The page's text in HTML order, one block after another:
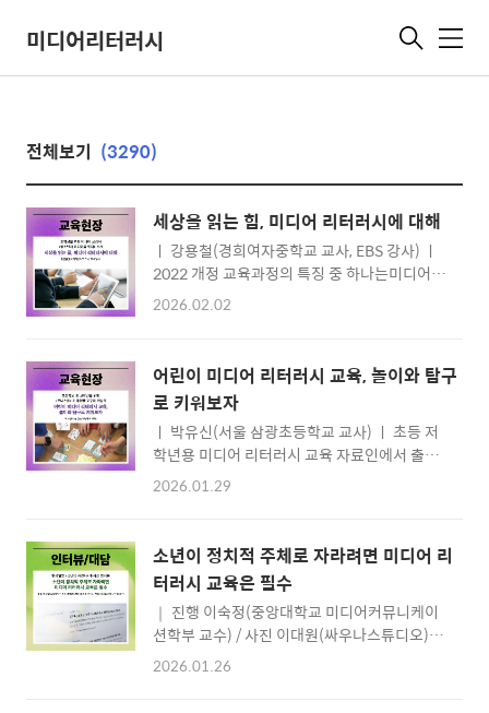
미디어리터러시 메
전체보기 (3290)
세상을 읽는 힘, 미디어 리터러시에 대해
ㅣ 강용철(경희여자중학교 교사, EBS 강사) ㅣ
2022 개정 교육과정의 특징 중 하나는미디어
리터러시 관련 성취 기준이 증가했다는 점이다.
학생과 교사들에게 실질적인 도움을 줄 수 있는
내용으로 구성되었다. 서울특별시교육감 인정
도서 선정을 앞두고 있는 이 교과서의 개발 과정
과 특징을 살펴본다. 대중교통에서 만난 학생들
의 모습을 떠올려 보자. 한 손에는 스마트폰을
들고, 귀에는 이어폰을 꽂고, 다양한 표정으로
청소년들의 모습이다. 어떻게 보면 당연한 현상
이다. 미디어는 재미와 즐거움을 주고, 필요한
지식과 정보를 전..
2026.02.02
어린이 미디어 리터러시 교육, 놀이와 탐구
로 키워보자
ㅣ 박유신(서울 삼광초등학교 교사) ㅣ 초등 저
학년용 미디어 리터러시 교육 자료인에서 출발
한 은 미디어교육을 위한 획기적인 커리큘럼이
선생님들도 즐거운 수업이 가능하도록 긴 고민
끝에 만들어진 의 개발 과정을 소개한다. “선생
님! 얘 별명 미디어 됐어요.”“왜 그런거야?”“소
통의 중심에 있어요! 하하하” 교실에서 로 미디
어 리터러시 수업을 시작하고 얼마 지나지 않아,
아이들이 깔깔 웃으며 달려와 소식을 전해주었
2026.01.29
소년이 정치적 주체로 자라려면 미디어 리
터러시 교육은 필수
｜ 진행 이숙정(중앙대학교 미디어커뮤니케이
션학부 교수) / 사진 이대원(싸우나스튜디오)
｜ 한국일보는 지난 9월 1일부터 10월 22일까
2026.01.26